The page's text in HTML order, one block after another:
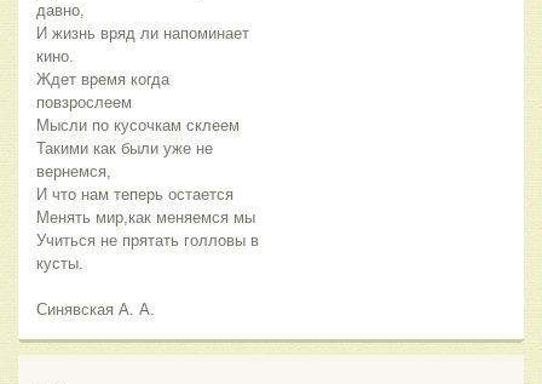
давно,
И жизнь вряд ли напоминает
кино.
Ждет время когда
повзрослеем
Мысли по кусочкам склеем
Такими как были уже не
вернемся,
И что нам теперь остается
Менять мир,как меняемся мы
Учиться не прятать голловы в
кусты.
Синявская А. А.